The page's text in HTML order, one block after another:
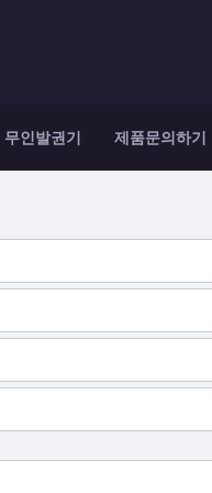
무인발권기 제품문의하기